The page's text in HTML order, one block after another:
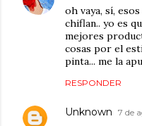
oh vaya, sí,
chiflan.. yo es
mejores
cosas por el
pinta... me la
RESPONDER
Unknown 7 de